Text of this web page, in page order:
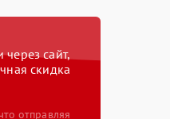
сайт,
скидка
отправляя